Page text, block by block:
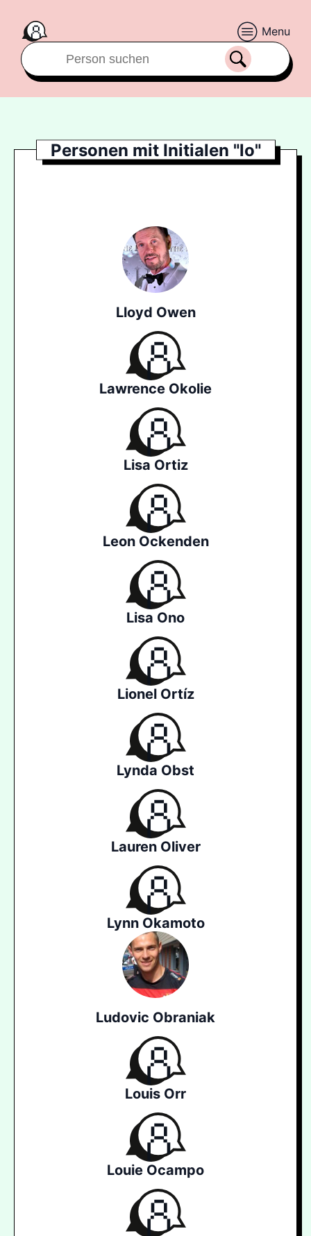
Menu
Personen mit Initialen "lo"
Lloyd Owen
Lawrence Okolie
Lisa Ortiz
Leon Ockenden
Lisa Ono
Lionel Ortíz
Lynda Obst
Lauren Oliver
Lynn Okamoto
Ludovic Obraniak
Louis Orr
Louie Ocampo